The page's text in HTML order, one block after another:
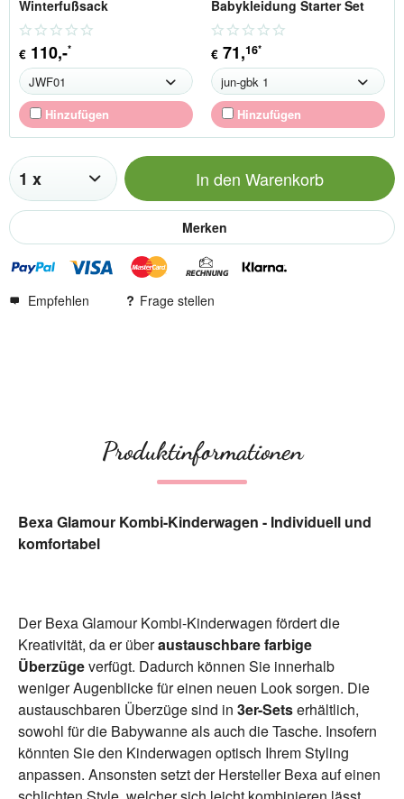
Winterfußsack
€ 110,-*
Hinzufügen
Babykleidung Starter Set
Gr.62
€ 71,16*
Hinzufügen
In den Warenkorb
Merken
Empfehlen Frage stellen
Produktinformationen
Bexa Glamour Kombi-Kinderwagen - Individuell und
komfortabel
Der Bexa Glamour Kombi-Kinderwagen fördert die
Kreativität, da er überaustauschbare farbige
Überzügeverfügt. Dadurch können Sie innerhalb
weniger Augenblicke für einen neuen Look sorgen. Die
austauschbaren Überzüge sind in 3er-Setserhältlich,
sowohl für die Babywanne als auch die Tasche. Insofern
könnten Sie den Kinderwagen optisch Ihrem Styling
anpassen. Ansonsten setzt der Hersteller Bexa auf einen